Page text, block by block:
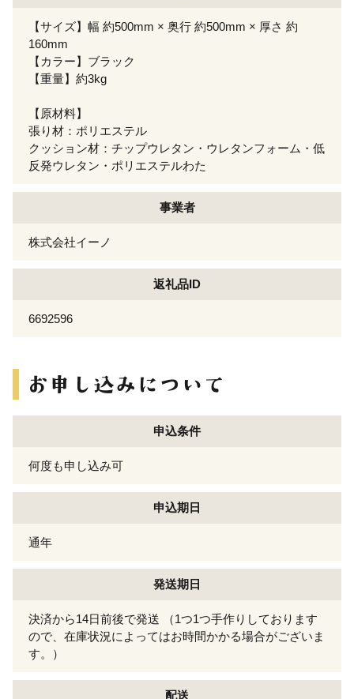
【サイズ】幅 約500mm × 奥行 約500mm × 厚さ 約
160mm
【カラー】ブラック
【重量】約3kg
【原材料】
張り材：ポリエステル
クッション材：チップウレタン・ウレタンフォーム・低
反発ウレタン・ポリエステルわた
事業者
株式会社イーノ
返礼品ID
6692596
申込条件
何度も申し込み可
申込期日
通年
発送期日
決済から14日前後で発送 （1つ1つ手作りしております
ので、在庫状況によってはお時間かかる場合がございま
す。）
配送